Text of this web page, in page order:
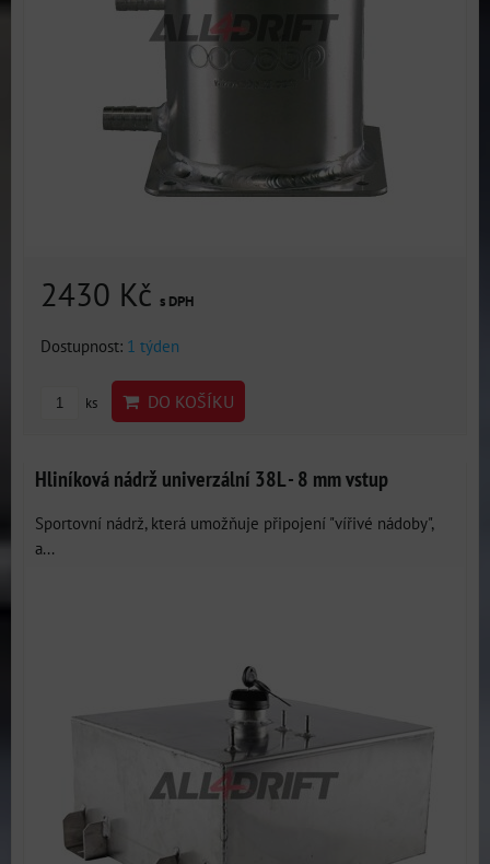
2430 Kč s DPH
Dostupnost: 1 týden
ks DO KOŠÍKU
Hliníková nádrž univerzální 38L - 8 mm vstup
Sportovní nádrž, která umožňuje připojení "vířivé nádoby",
a...